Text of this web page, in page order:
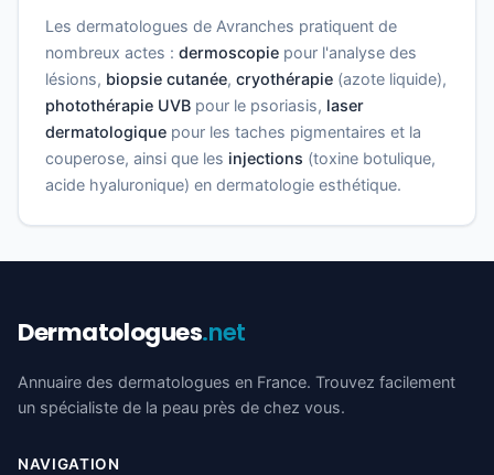
Les dermatologues de Avranches pratiquent de
nombreux actes : dermoscopie pour l'analyse des
lésions, biopsie cutanée, cryothérapie (azote liquide),
photothérapie UVB pour le psoriasis, laser
dermatologique pour les taches pigmentaires et la
couperose, ainsi que les injections (toxine botulique,
acide hyaluronique) en dermatologie esthétique.
Dermatologues.net
Annuaire des dermatologues en France. Trouvez facilement
un spécialiste de la peau près de chez vous.
NAVIGATION